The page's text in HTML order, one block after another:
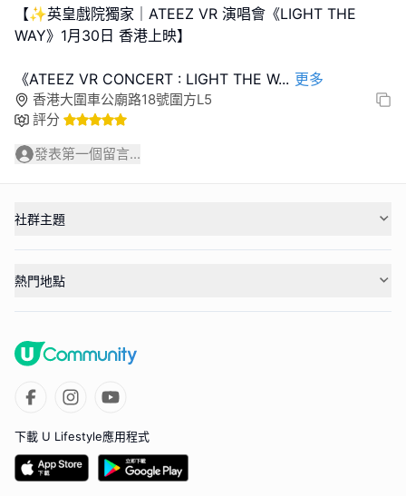
【✨英皇戲院獨家｜ATEEZ VR 演唱會《LIGHT THE
WAY》1月30日 香港上映】
《ATEEZ VR CONCERT : LIGHT THE W... 更多
香港大圍車公廟路18號圍方L5
評分
發表第一個留言...
社群主題
熱門地點
下載 U Lifestyle應用程式